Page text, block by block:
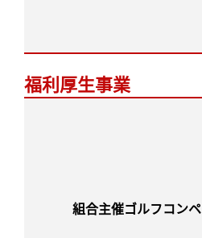
福利厚生事業
組合主催ゴルフコンペ